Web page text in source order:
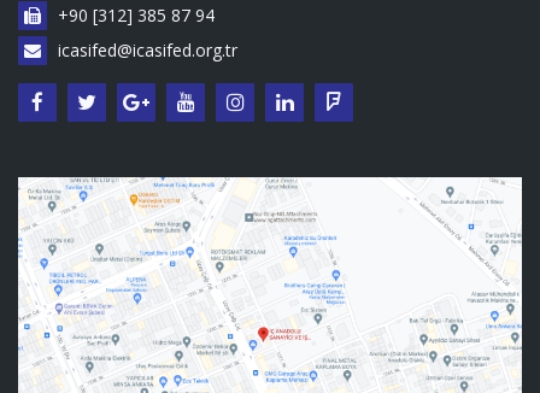
+90 [312] 385 87 94
icasifed@icasifed.org.tr